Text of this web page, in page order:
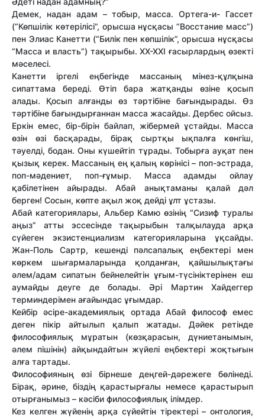
Демек, надан адам – тобыр, масса. Ортега-и- Гассет
(“Көпшілік көтерілісі”, орысша нұсқасы “Восстание масс”)
пен Элиас Канетти (“Билік пен көпшілік”, орысша нұсқасы
“Масса и власть”) тақырыбы. XX-XXI ғасырлардың өзекті
мәселесі.
Канетти іргелі еңбегінде массаның мінез-құлқына
сипаттама береді. Өтіп бара жатқанды өзіне қосып
алады. Қосып алғанды өз тәртібіне бағындырады. Өз
тәртібіне бағындырғаннан масса жасайды. Дербес ойсыз.
Еркін емес, бір-бірін байлап, жібермей ұстайды. Масса
өзін өзі басқарады, бірақ сыртқы ықпалға көнгіш,
тәуелді, бодан. Оны күшейтіп тұрады. Тобырға ауқат пен
қызық керек. Массаның ең қалың көрінісі – поп-эстрада,
поп-мәдениет, поп-ғұмыр. Масса адамды ойлау
қабілетінен айырады. Абай анықтаманы қалай дәл
берген! Сосын, көпте ақыл жоқ дейді ұлт ұстазы.
Абай категориялары, Альбер Камю өзінің “Сизиф туралы
аңыз” атты эссесінде тақырыбын талқылауда арқа
сүйеген экзистенциализм категорияларына ұқсайды.
Жан-Поль Сартр, кешенді пәлсапалық еңбектері мен
көркем шығармаларында қолданған, қайшылықтағы
әлем/адам сипатын бейнелейтін ұғым-түсініктерінен еш
аумайды деуге де болады. Әрі Мартин Хайдеггер
терминдерімен ағайындас ұғымдар.
Кейбір әсіре-академиялық ортада Абай философ емес
деген пікір айтылып қалып жатады. Дәйек ретінде
философиялық мұратын (көзқарасын, дүниетанымын,
әлем пішінін) айқындайтын жүйелі еңбектері жоқтығын
алға тартады.
Философияның өзі бірнеше деңгей-дәрежеге бөлінеді.
Бірақ, әрине, біздің қарастырғалы немесе қарастырып
отырғанымыз – кәсіби философиялық ілімдер.
Кез келген жүйенің арқа сүйейтін тіректері – онтология,